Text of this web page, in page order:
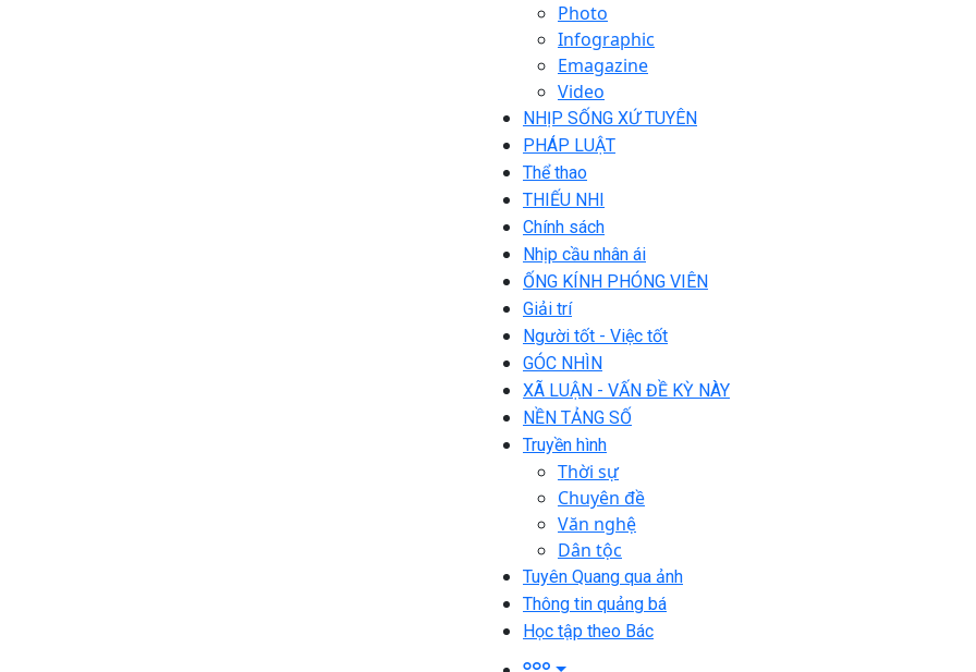
Photo
Infographic
Emagazine
Video
NHỊP SỐNG XỨ TUYÊN
PHÁP LUẬT
Thể thao
THIẾU NHI
Chính sách
Nhịp cầu nhân ái
ỐNG KÍNH PHÓNG VIÊN
Giải trí
Người tốt - Việc tốt
GÓC NHÌN
XÃ LUẬN - VẤN ĐỀ KỲ NÀY
NỀN TẢNG SỐ
Truyền hình
Thời sự
Chuyên đề
Văn nghệ
Dân tộc
Tuyên Quang qua ảnh
Thông tin quảng bá
Học tập theo Bác